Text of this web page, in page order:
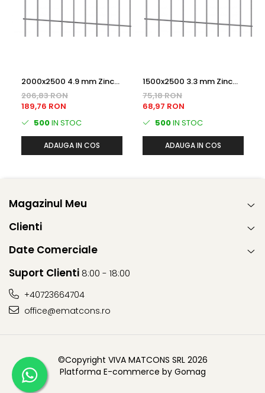
2000x2500 4.9 mm Zinc
PANOU BORDURAT
206,83 RON
189,76 RON
500IN STOC
ADAUGA IN COS
1500x2500 3.3 mm Zinc
PANOU BORDURAT
75,18 RON
68,97 RON
500IN STOC
ADAUGA IN COS
Magazinul Meu
Clienti
Date Comerciale
Suport Clienti 8:00 - 18:00
+40723664704
office@ematcons.ro
©Copyright VIVA MATCONS SRL 2026
Platforma E-commerce by Gomag